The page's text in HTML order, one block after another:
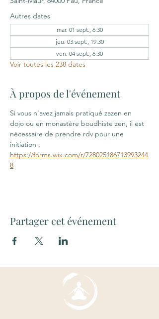
Autres dates
mar. 01 sept., 6:30
jeu. 03 sept., 19:30
ven. 04 sept., 6:30
Voir toutes les 238 dates
À propos de l'événement
Si vous n'avez jamais pratiqué zazen en
dojo ou en monastère boudhiste zen, il est
nécessaire de prendre rdv pour une
initiation :
https://forms.wix.com/r/728025186713993244
8
Partager cet événement